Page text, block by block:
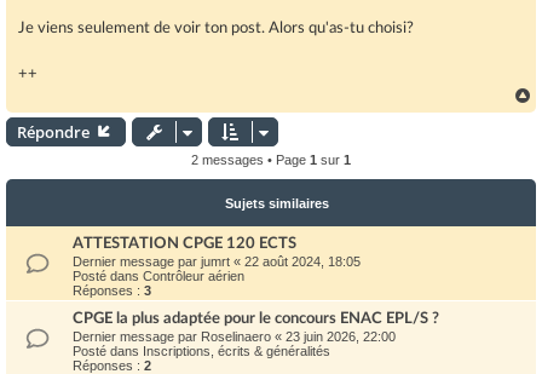
e
Je viens seulement de voir ton post. Alors qu'as-tu choisi?
++
a
Répondre
2 messages • Page 1 sur 1
Sujets similaires
ATTESTATION CPGE 120 ECTS
Dernier message par jumrt « 22 août 2024, 18:05
Posté dans Contrôleur aérien
Réponses : 3
CPGE la plus adaptée pour le concours ENAC EPL/S ?
Dernier message par Roselinaero « 23 juin 2026, 22:00
Posté dans Inscriptions, écrits & généralités
Réponses : 2